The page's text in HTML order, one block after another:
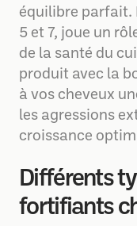
équilibre parfait.
5 et 7, joue un
de la santé du
produit avec la
à vos cheveux
les agressions
croissance
Différents
fortifiants